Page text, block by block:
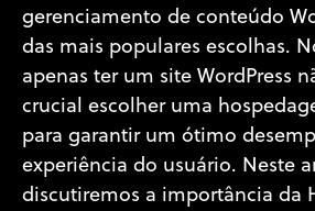
gerenciamento de conteúdo
das mais populares escolhas.
apenas ter um site WordPress
crucial escolher uma
para garantir um ótimo
experiência do usuário. Neste
discutiremos a importância da